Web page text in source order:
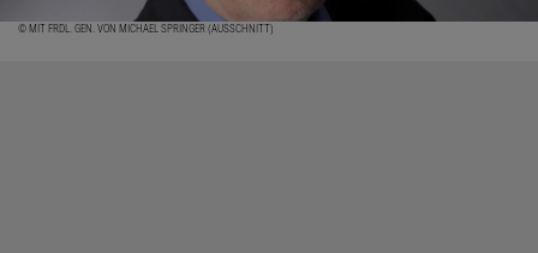
© MIT FRDL. GEN. VON MICHAEL SPRINGER (AUSSCHNITT)